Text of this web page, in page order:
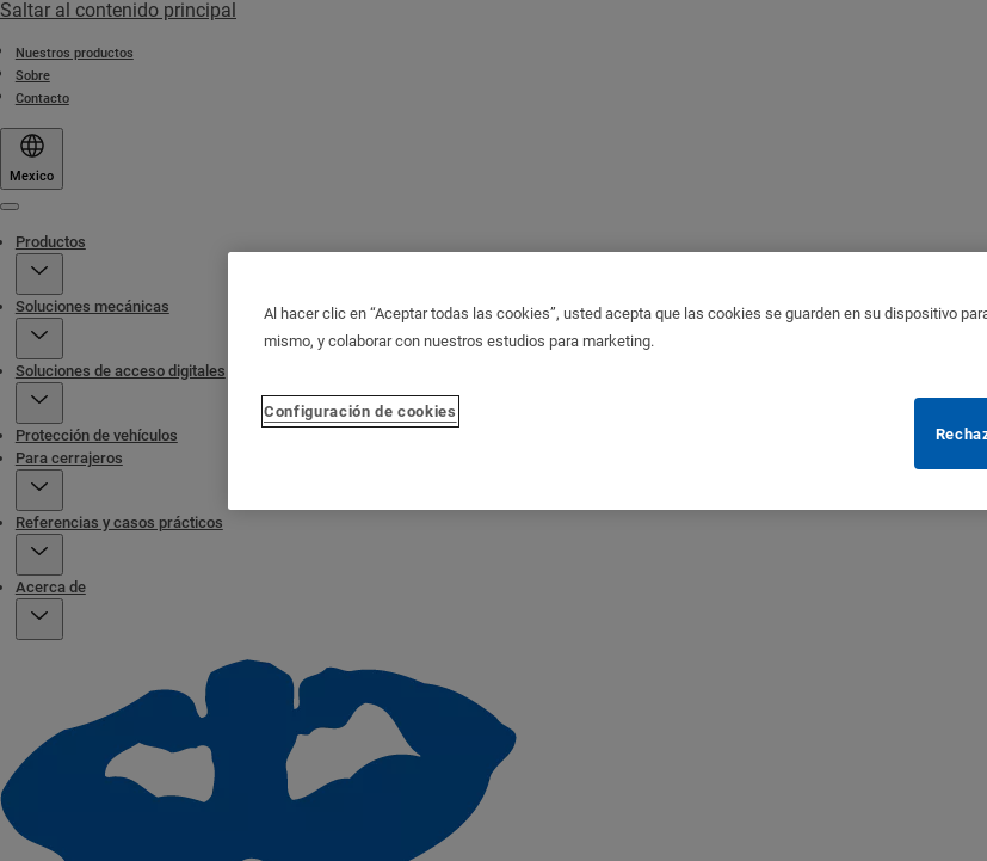
Saltar al contenido principal
Nuestros productos
Sobre
Contacto
Mexico
Productos
Soluciones mecánicas
Soluciones de acceso digitales
Protección de vehículos
Para cerrajeros
Referencias y casos prácticos
Acerca de
Al hacer clic en “Aceptar todas las cookies”, usted acepta que las cookies se guarden en su dispositivo
mismo, y colaborar con nuestros estudios para marketing.
Configuración de cookies